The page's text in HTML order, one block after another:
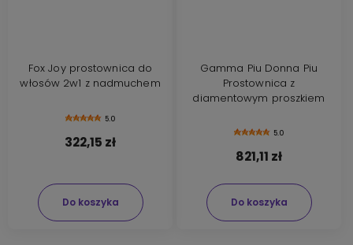
Fox Joy prostownica do
włosów 2w1 z nadmuchem
5.0
322,15 zł
Do koszyka
Gamma Piu Donna Piu
Prostownica z
diamentowym proszkiem
5.0
821,11 zł
Do koszyka